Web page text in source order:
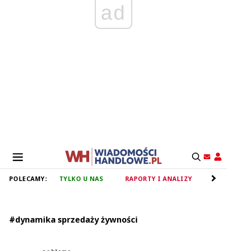
ad
POLECAMY: TYLKO U NAS RAPORTY I ANALIZY
#dynamika sprzedaży żywności